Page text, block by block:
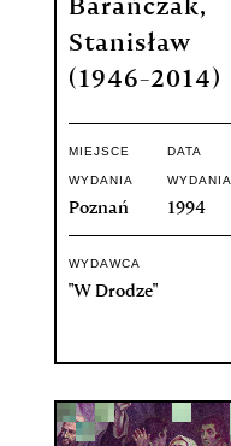
Barańczak,
Stanisław
(1946-2014)
MIEJSCE
WYDANIA
Poznań
DATA
WYDANIA
1994
WYDAWCA
"W Drodze"